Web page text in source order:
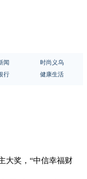
闻
时尚义乌
行 健康生活
大奖，“中信幸福财